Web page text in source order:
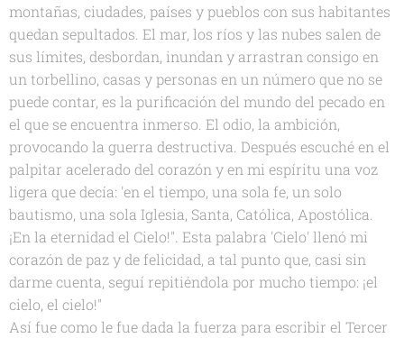
montañas, ciudades, países y pueblos con sus habitantes
quedan sepultados. El mar, los ríos y las nubes salen de
sus límites, desbordan, inundan y arrastran consigo en
un torbellino, casas y personas en un número que no se
puede contar, es la purificación del mundo del pecado en
el que se encuentra inmerso. El odio, la ambición,
provocando la guerra destructiva. Después escuché en el
palpitar acelerado del corazón y en mi espíritu una voz
ligera que decía: 'en el tiempo, una sola fe, un solo
bautismo, una sola Iglesia, Santa, Católica, Apostólica.
¡En la eternidad el Cielo!". Esta palabra 'Cielo' llenó mi
corazón de paz y de felicidad, a tal punto que, casi sin
darme cuenta, seguí repitiéndola por mucho tiempo: ¡el
cielo, el cielo!"
Así fue como le fue dada la fuerza para escribir el Tercer